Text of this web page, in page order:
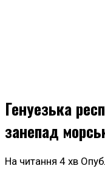
Генуезька
занепад
На читання 4 хв